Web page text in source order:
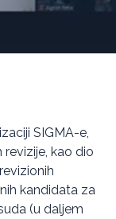
SIGMA-e,
kao dio
kandidata za
(u daljem